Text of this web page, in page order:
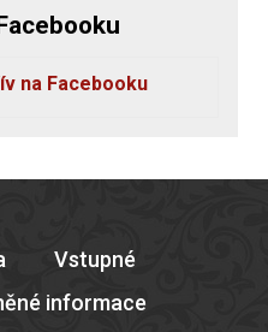
na Facebooku
Vstupné
informace